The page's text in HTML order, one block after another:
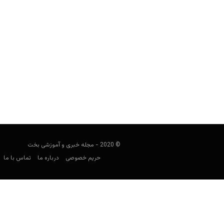
© 2020 - مجله خبری و آموزشی بخت
حریم خصوصی
درباره ما تماس با ما